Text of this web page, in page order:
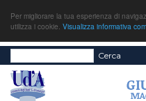
Per migliorare la tua esperienza di
utilizza i cookie. Visualizza informativa
Cerca